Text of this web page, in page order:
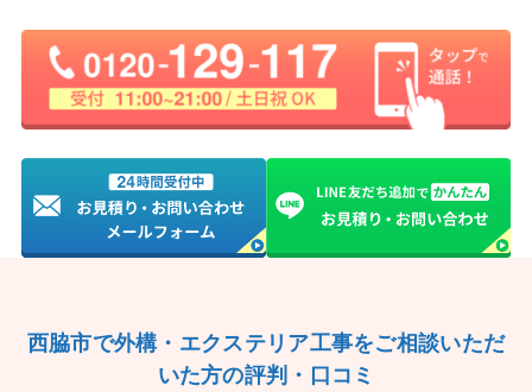
西脇市で外構・エクステリア工事をご相談いただ
いた方の評判・口コミ